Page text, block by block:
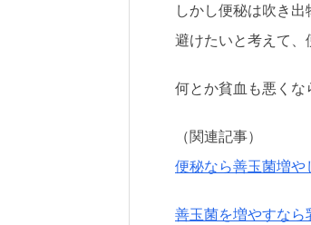
しかし便秘は吹き
避けたいと考えて、
何とか貧血も悪くな
（関連記事）
便秘なら善玉菌増
善玉菌を増やすなら